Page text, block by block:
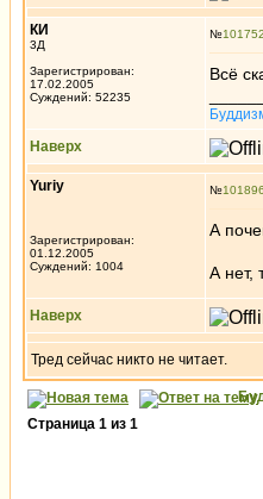
КИ
3Д
Зарегистрирован:
17.02.2005
Суждений: 52235
№101752
Всё
Наверх
Yuriy
Зарегистрирован:
01.12.2005
Суждений: 1004
№101896
А
А нет,
Наверх
Тред сейчас никто не читает.
Страница 1 из 1